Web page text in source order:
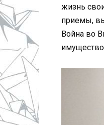
жизнь
приемы,
Война во